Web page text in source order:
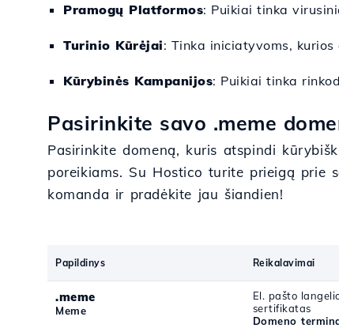
Pramogų Platformos: Puikiai tinka
Turinio Kūrėjai: Tinka iniciatyvoms,
Kūrybinės Kampanijos: Puikiai tinka
Pasirinkite savo .meme
Pasirinkite domeną, kuris atspindi
poreikiams. Su Hostico turite prieigą prie
komanda ir pradėkite jau šiandien!
Papildinys Reikalavimai
.meme
Meme
El. pašto
sertifikatas
Domeno